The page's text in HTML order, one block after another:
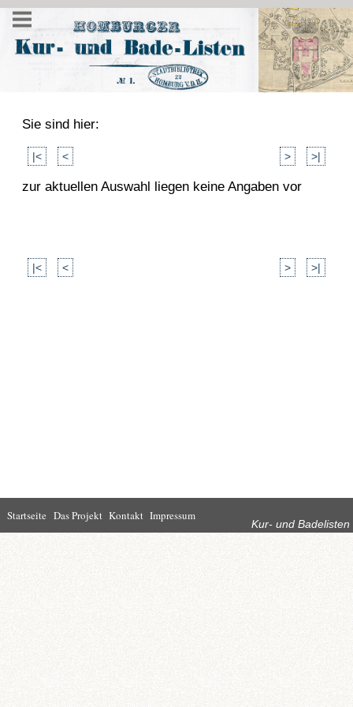
Sie sind hier:
|< < > >|
zur aktuellen Auswahl liegen keine Angaben vor
|< < > >|
Startseite
Leben in Bad
Homburg
Rathaus
Kultur Wirtschaft
Kur und
Tourismus
Kur- und Badelisten
Startseite Das Projekt Kontakt Impressum